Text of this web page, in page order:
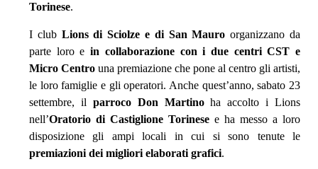
Torinese.
I club Lions di Sciolze e di San Mauro organizzano da
parte loro ein collaborazione con i due centri CST e
Micro Centro una premiazione che pone al centro gli artisti,
le loro famiglie e gli operatori. Anche quest’anno, sabato 23
settembre, il parroco Don Martinoha accolto i Lions
nell’Oratorio di Castiglione Torinese e ha messo a loro
disposizione gli ampi locali in cui si sono tenute le
premiazioni dei migliori elaborati grafici.